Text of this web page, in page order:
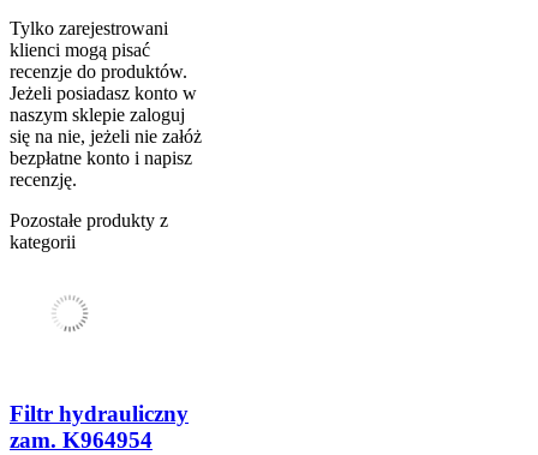
Tylko zarejestrowani
klienci mogą pisać
recenzje do produktów.
Jeżeli posiadasz konto w
naszym sklepie zaloguj
się na nie, jeżeli nie załóż
bezpłatne konto i napisz
recenzję.
Pozostałe produkty z
kategorii
Filtr hydrauliczny
zam. K964954